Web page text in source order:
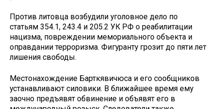
Против литовца возбудили уголовное дело по
статьям 354.1, 243.4 и 205.2 УК РФ о реабилитации
нацизма, повреждении мемориального объекта и
оправдании терроризма. Фигуранту грозит до пяти лет
лишения свободы.
Местонахождение Барткявичюса и его сообщников
устанавливают силовики. В ближайшее время ему
заочно предъявят обвинение и объявят его в